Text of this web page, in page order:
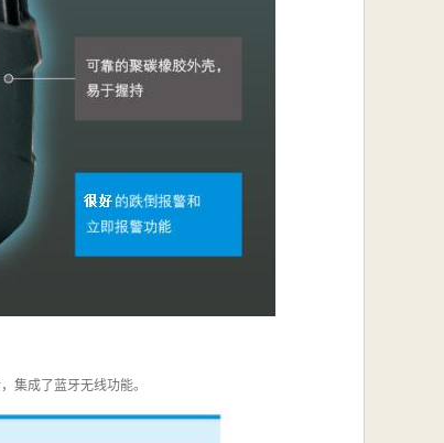
集成了蓝牙无线功能。